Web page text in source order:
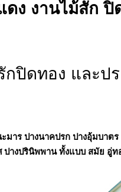
ดง งานไม้สัก ปิ
กปิดทอง และป
มาร ปางนาคปรก ปางอุ้มบาตร
ปางปรินิพพาน ทั้งแบบ สมัย อู่